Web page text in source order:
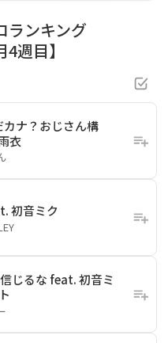
ランキング
4週目】
カナ？おじさん構
衣
初音ミク
じるな feat. 初音ミ